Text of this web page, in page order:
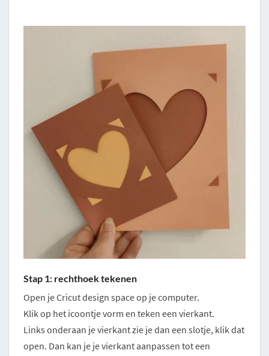
Stap 1: rechthoek tekenen
Open je Cricut design space op je computer.
Klik op het icoontje vorm en teken een vierkant.
Links onderaan je vierkant zie je dan een slotje, klik dat
open. Dan kan je je vierkant aanpassen tot een